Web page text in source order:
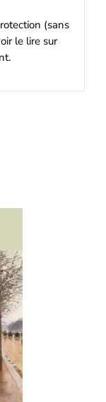
(sans
le lire sur